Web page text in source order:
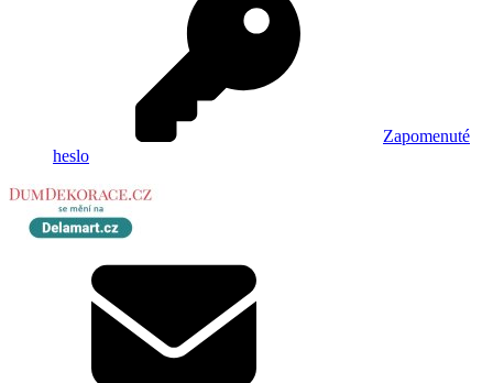
Zapomenuté
heslo